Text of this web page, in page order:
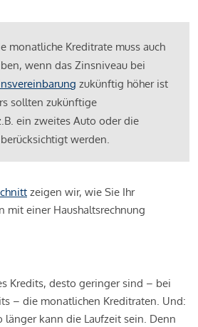
monatliche Kreditrate muss auch
wenn das Zinsniveau bei
zukünftig höher ist
sollten zukünftige
ein zweites Auto oder die
werden.
zeigen wir, wie Sie Ihr
mit einer Haushaltsrechnung
Kredits, desto geringer sind – bei
– die monatlichen Kreditraten. Und:
länger kann die Laufzeit sein. Denn